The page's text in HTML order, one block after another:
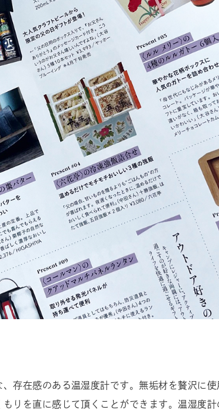
存在感のある温湿度計です。無垢材を贅沢に
りを直に感じて頂くことができます。温湿度